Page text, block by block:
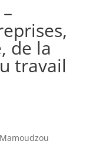
de la
travail